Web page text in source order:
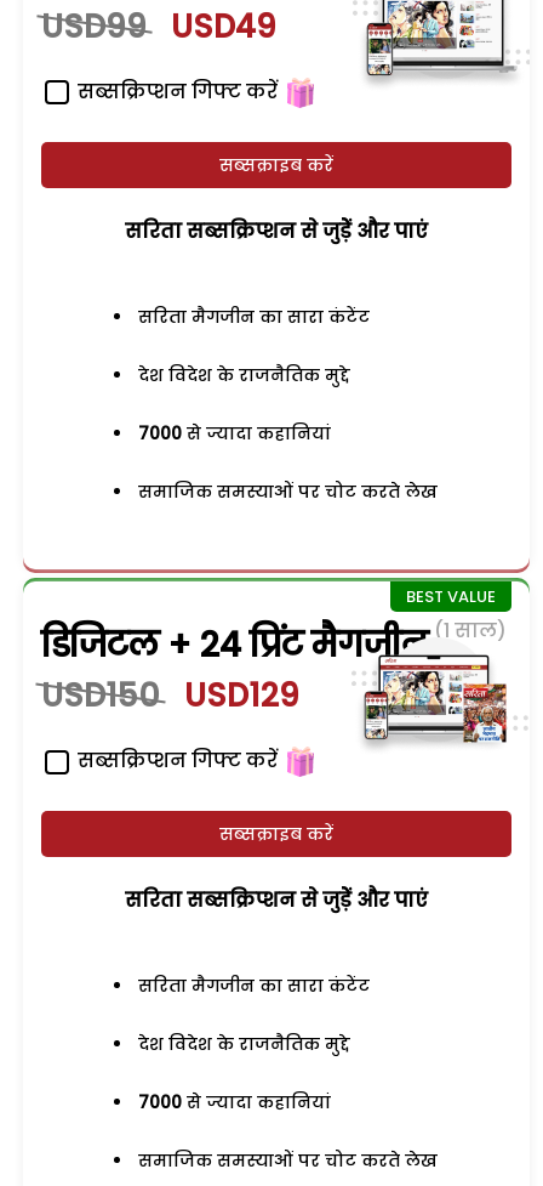
USD99 USD49
सब्सक्रिप्शन गिफ्ट करें
सब्सक्राइब करें
सरिता सब्सक्रिप्शन से जुड़ेें और पाएं
सरिता मैगजीन का सारा कंटेंट
देश विदेश के राजनैतिक मुद्दे
7000 से ज्यादा कहानियां
समाजिक समस्याओं पर चोट करते लेख
डिजिटल + 24 प्रिंट मैगजीन (1 साल)
USD150 USD129
सब्सक्रिप्शन गिफ्ट करें
सब्सक्राइब करें
सरिता सब्सक्रिप्शन से जुड़ेें और पाएं
सरिता मैगजीन का सारा कंटेंट
देश विदेश के राजनैतिक मुद्दे
7000 से ज्यादा कहानियां
समाजिक समस्याओं पर चोट करते लेख